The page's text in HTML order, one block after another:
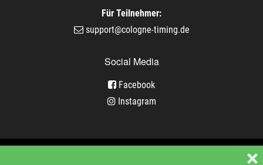
❌
Für Teilnehmer:
support@cologne-timing.de
Social Media
Facebook
Instagram